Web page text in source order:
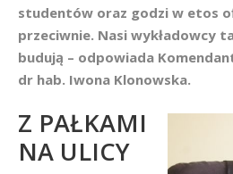
studentów oraz godzi w etos
przeciwnie. Nasi wykładowcy
budują – odpowiada
dr hab. Iwona Klonowska.
Z PAŁKAMI
NA ULICY